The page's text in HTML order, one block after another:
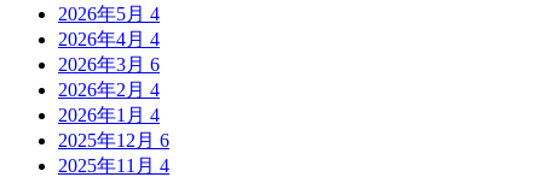
2026年5月 4
2026年4月 4
2026年3月 6
2026年2月 4
2026年1月 4
2025年12月 6
2025年11月 4